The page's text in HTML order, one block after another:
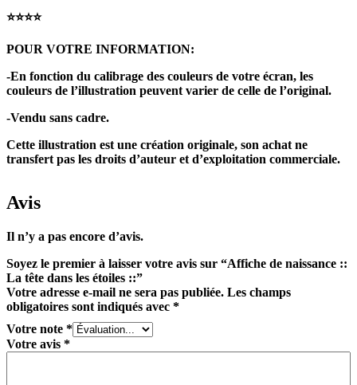
⭐️⭐️⭐️⭐️
POUR VOTRE INFORMATION:
-En fonction du calibrage des couleurs de votre écran, les
couleurs de l’illustration peuvent varier de celle de l’original.
-Vendu sans cadre.
Cette illustration est une création originale, son achat ne
transfert pas les droits d’auteur et d’exploitation commerciale.
Avis
Il n’y a pas encore d’avis.
Soyez le premier à laisser votre avis sur “Affiche de naissance ::
La tête dans les étoiles ::”
Votre adresse e-mail ne sera pas publiée. Les champs
obligatoires sont indiqués avec *
Votre note *
Votre avis *